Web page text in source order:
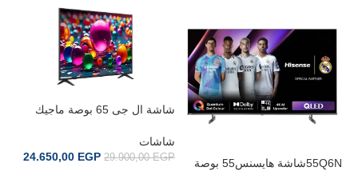
55Q6Nشاشة هايسنس55 بوصة
شاشة ال جى 65 بوصة ماجيك
شاشات
29.900,00EGP
24.650,00 EGP